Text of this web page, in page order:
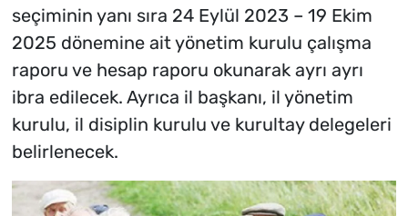
seçiminin yanı sıra 24 Eylül 2023 – 19 Ekim
2025 dönemine ait yönetim kurulu çalışma
raporu ve hesap raporu okunarak ayrı ayrı
ibra edilecek. Ayrıca il başkanı, il yönetim
kurulu, il disiplin kurulu ve kurultay delegeleri
belirlenecek.